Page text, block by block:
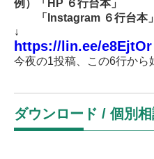
例）「HP ６行台本」
「Instagram ６行台本」
↓
https://lin.ee/e8EjtOr
今夜の1投稿、この6行から
ダウンロード / 個別相